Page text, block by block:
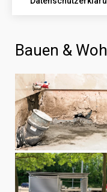
Bauen &